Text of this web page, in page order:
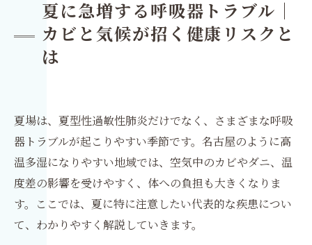
夏に急増する呼吸器トラブル｜
カビと気候が招く健康リスクと
は
夏場は、夏型性過敏性肺炎だけでなく、さまざまな呼吸
器トラブルが起こりやすい季節です。名古屋のように高
温多湿になりやすい地域では、空気中のカビやダニ、温
度差の影響を受けやすく、体への負担も大きくなりま
す。ここでは、夏に特に注意したい代表的な疾患につい
て、わかりやすく解説していきます。